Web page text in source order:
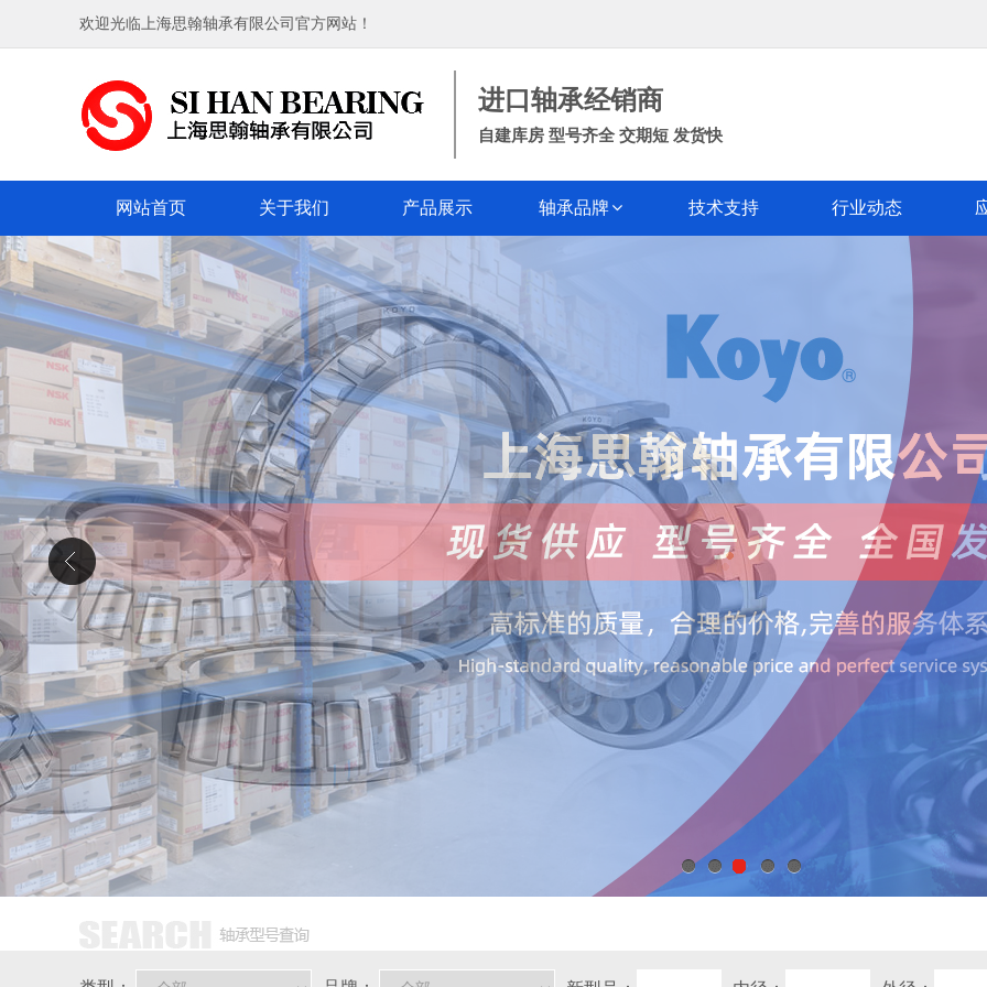
欢迎光临上海思翰轴承有限公司官方网站！
进口轴承经销商
自建库房 型号齐全 交期短 发货快
网站首页 关于我们 产品展示 轴承品牌 技术支持 行业动态